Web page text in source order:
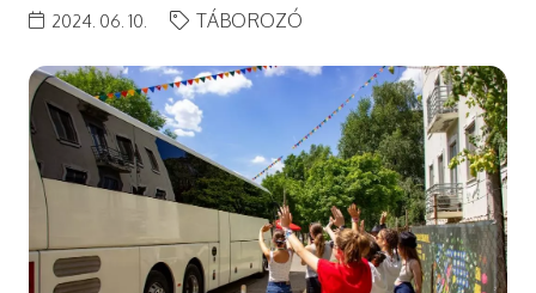
2024. 06. 10. TÁBOROZÓ